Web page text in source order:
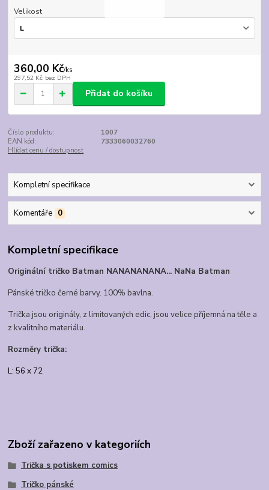
Velikost
360,00 Kč/ks
297,52 Kč bez DPH
Přidat do košíku
Číslo produktu:
1007
EAN kód:
7333060032760
Hlídat cenu / dostupnost
Kompletní specifikace
Komentáře 0
Kompletní specifikace
Originální tričko Batman NANANANANA... NaNa Batman
Pánské tričko černé barvy. 100% bavlna.
Trička jsou originály, z limitovaných edic, jsou velice příjemná na těle a
z kvalitního materiálu.
Rozměry trička:
L: 56 x 72
Zboží zařazeno v kategoriích
Trička s potiskem comics
Tričko pánské